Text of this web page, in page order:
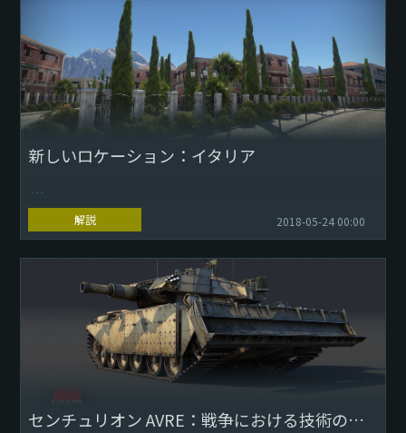
新しいロケーション：イタリア
これまで、『War Thunder』の地中海の戦域では数えきれな
いほどの戦闘が繰り広げられてきましたが、アップデート
1.79で、戦車兵の皆さまは北ア...
解説 2018-05-24 00:00
センチュリオン AVRE：戦争における技術の結晶